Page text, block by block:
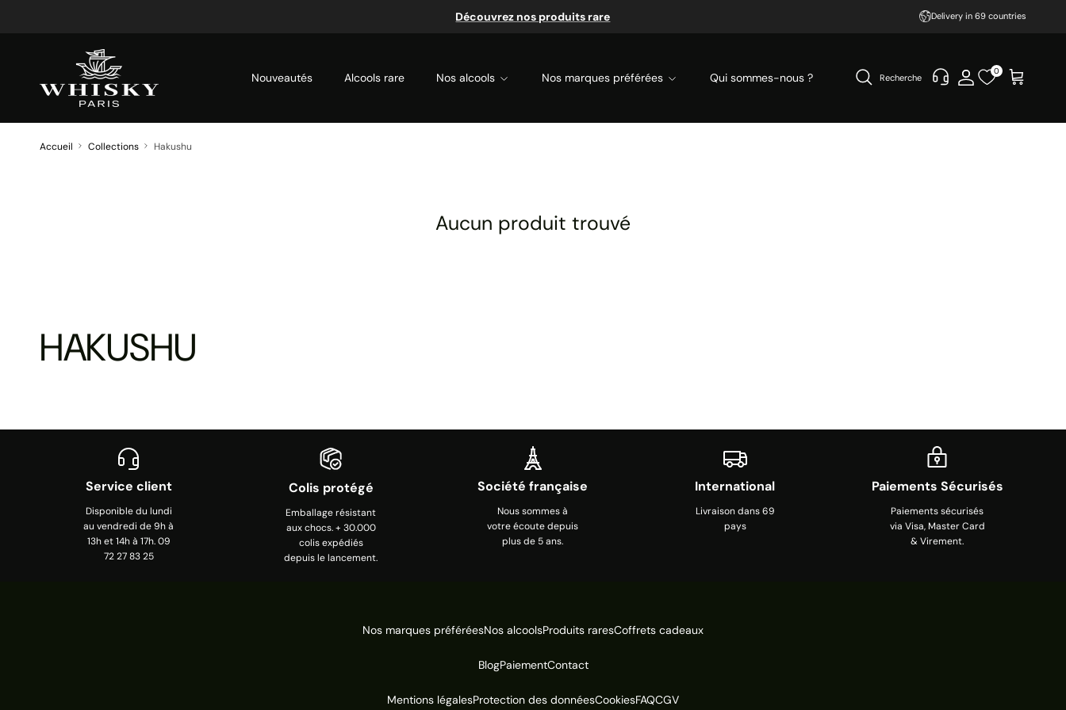
Découvrez nos produits rare Delivery in 69 countries
Nouveautés Alcools rare Nos alcools Nos marques préférées Qui sommes-nous ? Recherche
0
Accueil Collections Hakushu
Aucun produit trouvé
HAKUSHU
Service client
Disponible du lundi
au vendredi de 9h à
13h et 14h à 17h. 09
72 27 83 25
Colis protégé
Emballage résistant
aux chocs. + 30.000
colis expédiés
depuis le lancement.
Société française
Nous sommes à
votre écoute depuis
plus de 5 ans.
International
Livraison dans 69
pays
Paiements Sécurisés
Paiements sécurisés
via Visa, Master Card
& Virement.
Nos marques préféréesNos alcoolsProduits raresCoffrets cadeaux
BlogPaiementContact
Mentions légalesProtection des donnéesCookiesFAQCGV